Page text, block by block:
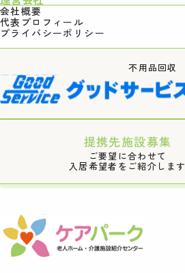
会社概要
代表プロフィール
プライバシーポリシー
不用品回収
提携先施設募集
ご要望に合わせて
入居希望者をご紹介します